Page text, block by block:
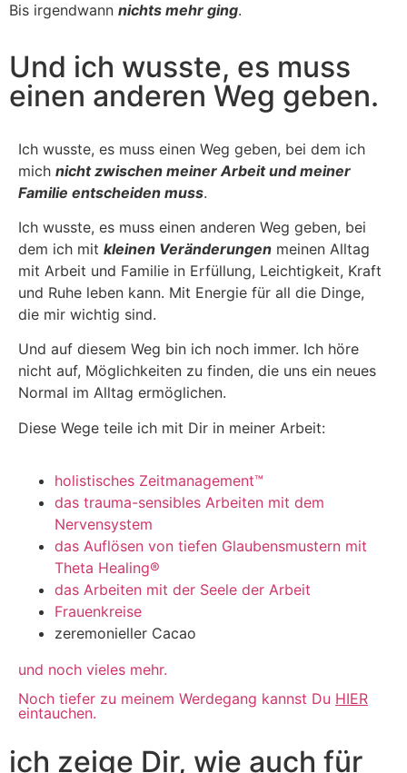
Bis irgendwann nichts mehr ging.
Und ich wusste, es muss
einen anderen Weg geben.
Ich wusste, es muss einen Weg geben, bei dem ich
mich nicht zwischen meiner Arbeit und meiner
Familie entscheiden muss.
Ich wusste, es muss einen anderen Weg geben, bei
dem ich mit kleinen Veränderungen meinen Alltag
mit Arbeit und Familie in Erfüllung, Leichtigkeit, Kraft
und Ruhe leben kann. Mit Energie für all die Dinge,
die mir wichtig sind.
Und auf diesem Weg bin ich noch immer. Ich höre
nicht auf, Möglichkeiten zu finden, die uns ein neues
Normal im Alltag ermöglichen.
Diese Wege teile ich mit Dir in meiner Arbeit:
holistisches Zeitmanagement™
das trauma-sensibles Arbeiten mit dem
Nervensystem
das Auflösen von tiefen Glaubensmustern mit
Theta Healing®
das Arbeiten mit der Seele der Arbeit
Frauenkreise
zeremonieller Cacao
und noch vieles mehr.
Noch tiefer zu meinem Werdegang kannst Du HIER
eintauchen.
ich zeige Dir, wie auch für